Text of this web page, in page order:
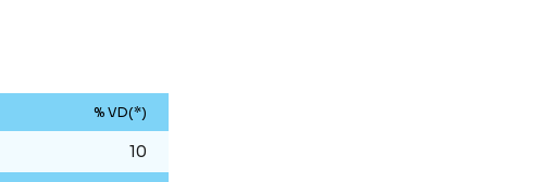
% VD(*)
10